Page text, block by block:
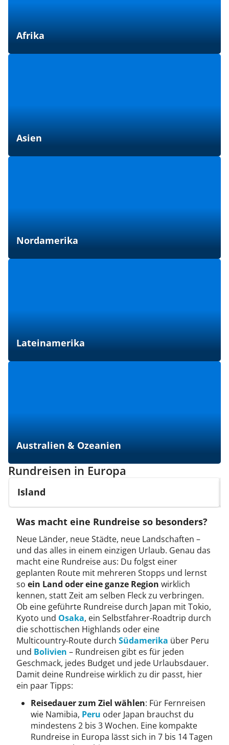
Afrika
Asien
Nordamerika
Lateinamerika
Australien & Ozeanien
Rundreisen in Europa
Island
Was macht eine Rundreise so besonders?
Neue Länder, neue Städte, neue Landschaften –
und das alles in einem einzigen Urlaub. Genau das
macht eine Rundreise aus: Du folgst einer
geplanten Route mit mehreren Stopps und lernst
so ein Land oder eine ganze Region wirklich
kennen, statt Zeit am selben Fleck zu verbringen.
Ob eine geführte Rundreise durch Japan mit Tokio,
Kyoto und Osaka, ein Selbstfahrer-Roadtrip durch
die schottischen Highlands oder eine
Multicountry-Route durch Südamerika über Peru
und Bolivien – Rundreisen gibt es für jeden
Geschmack, jedes Budget und jede Urlaubsdauer.
Damit deine Rundreise wirklich zu dir passt, hier
ein paar Tipps:
Reisedauer zum Ziel wählen: Für Fernreisen
wie Namibia, Peru oder Japan brauchst du
mindestens 2 bis 3 Wochen. Eine kompakte
Rundreise in Europa lässt sich in 7 bis 14 Tagen